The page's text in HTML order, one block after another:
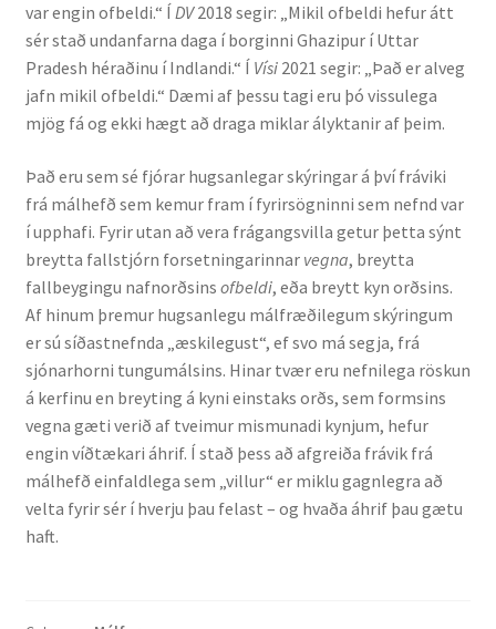
Fræðilegir fyrirlestrar
Ýmis erindi
Blaðaefni
English
Administration
CV
Publications
Research
Teaching
var engin ofbeldi.“ Í DV2018 segir: „Mikil ofbeldi hefur átt
sér stað undanfarna daga í borginni Ghazipur í Uttar
Pradesh héraðinu í Indlandi.“ Í Vísi 2021 segir: „Það er alveg
jafn mikil ofbeldi.“ Dæmi af þessu tagi eru þó vissulega
mjög fá og ekki hægt að draga miklar ályktanir af þeim.
Það eru sem sé fjórar hugsanlegar skýringar á því fráviki
frá málhefð sem kemur fram í fyrirsögninni sem nefnd var
í upphafi. Fyrir utan að vera frágangsvilla getur þetta sýnt
breytta fallstjórn forsetningarinnar vegna, breytta
fallbeygingu nafnorðsins ofbeldi, eða breytt kyn orðsins.
Af hinum þremur hugsanlegu málfræðilegum skýringum
er sú síðastnefnda „æskilegust“, ef svo má segja, frá
sjónarhorni tungumálsins. Hinar tvær eru nefnilega röskun
á kerfinu en breyting á kyni einstaks orðs, sem formsins
vegna gæti verið af tveimur mismunadi kynjum, hefur
engin víðtækari áhrif. Í stað þess að afgreiða frávik frá
málhefð einfaldlega sem „villur“ er miklu gagnlegra að
velta fyrir sér í hverju þau felast – og hvaða áhrif þau gætu
haft.